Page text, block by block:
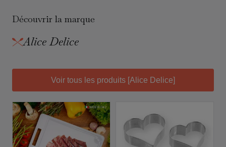
Découvrir la marque
Alice Delice
Voir tous les produits [Alice Delice]